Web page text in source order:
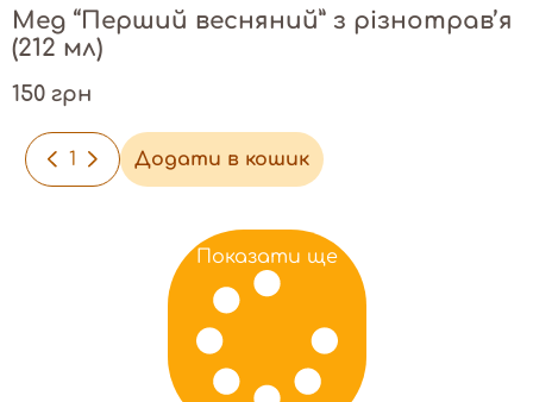
Мед “Перший весняний” з різнотрав’я
(212 мл)
150 грн
- + Додати в кошик
Показати ще